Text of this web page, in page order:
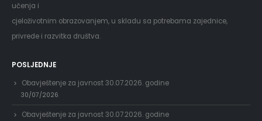
učenja i
cjeloživotnim obrazovanjem, u skladu sa potrebama zajednice,
privrede i razvitka društva.
POSLJEDNJE
Obavještenje za javnost 30.07.2026. godine
30/07/2026
Obavještenje za javnost 30.07.2026. godine